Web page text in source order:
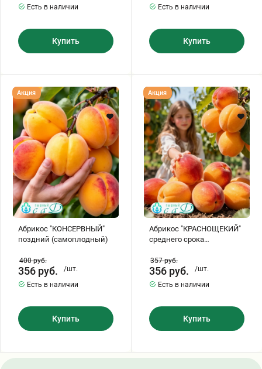
Есть в наличии
Купить
Есть в наличии
Купить
Абрикос
"КОНСЕРВНЫЙ"
поздний
(самоплодный)
Абрикос "КОНСЕРВНЫЙ"
поздний (самоплодный)
Акция
400руб.
356 руб.
/шт.
Есть в наличии
Купить
Абрикос
"КРАСНОЩЕКИЙ"
среднего
срока
созревания
(самоплодный)
Абрикос "КРАСНОЩЕКИЙ"
среднего срока
(самоплодный)
Акция
357руб.
356 руб.
/шт.
Есть в наличии
Купить